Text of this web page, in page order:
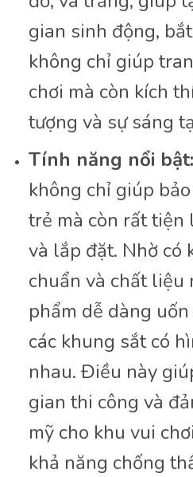
gian sinh động,
không chỉ giúp
chơi mà còn kích
tượng và sự sáng
Tính năng nổi bật:
không chỉ giúp
trẻ mà còn rất tiện
và lắp đặt. Nhờ có
chuẩn và chất liệu
phẩm dễ dàng
các khung sắt có
nhau. Điều này
gian thi công và
mỹ cho khu vui
khả năng chống